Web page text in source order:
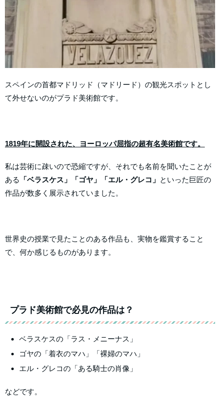
スペインの首都マドリッド（マドリード）の観光スポットとし
て外せないのがプラド美術館です。
1819年に開設された、ヨーロッパ屈指の超有名美術館です。
私は芸術に疎いので恐縮ですが、それでも名前を聞いたことが
ある
「ベラスケス」「ゴヤ」「エル・グレコ」 といった巨匠の
作品が数多く展示されていました。
世界史の授業で見たことのある作品も、実物を鑑賞すること
で、何か感じるものがあります。
プラド美術館で必見の作品は？
ベラスケスの「ラス・メニーナス」
ゴヤの「着衣のマハ」「裸婦のマハ」
エル・グレコの「ある騎士の肖像」
などです。